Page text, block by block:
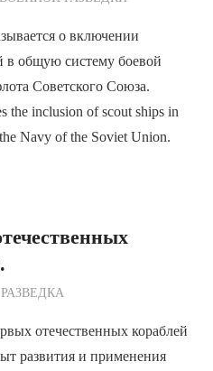
о включении
в общую систему боевой
Советского Союза.
the inclusion of scout ships in
Navy of the Soviet Union.
Редакции
отечественных кораблей
развития и применения